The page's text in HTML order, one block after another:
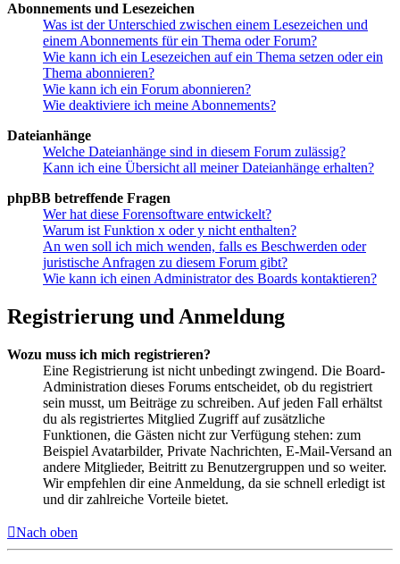
Abonnements und Lesezeichen
Was ist der Unterschied zwischen einem Lesezeichen und
einem Abonnements für ein Thema oder Forum?
Wie kann ich ein Lesezeichen auf ein Thema setzen oder ein
Thema abonnieren?
Wie kann ich ein Forum abonnieren?
Wie deaktiviere ich meine Abonnements?
Dateianhänge
Welche Dateianhänge sind in diesem Forum zulässig?
Kann ich eine Übersicht all meiner Dateianhänge erhalten?
phpBB betreffende Fragen
Wer hat diese Forensoftware entwickelt?
Warum ist Funktion x oder y nicht enthalten?
An wen soll ich mich wenden, falls es Beschwerden oder
juristische Anfragen zu diesem Forum gibt?
Wie kann ich einen Administrator des Boards kontaktieren?
Registrierung und Anmeldung
Wozu muss ich mich registrieren?
Eine Registrierung ist nicht unbedingt zwingend. Die Board-
Administration dieses Forums entscheidet, ob du registriert
sein musst, um Beiträge zu schreiben. Auf jeden Fall erhältst
du als registriertes Mitglied Zugriff auf zusätzliche
Funktionen, die Gästen nicht zur Verfügung stehen: zum
Beispiel Avatarbilder, Private Nachrichten, E-Mail-Versand an
andere Mitglieder, Beitritt zu Benutzergruppen und so weiter.
Wir empfehlen dir eine Anmeldung, da sie schnell erledigt ist
und dir zahlreiche Vorteile bietet.
Nach oben